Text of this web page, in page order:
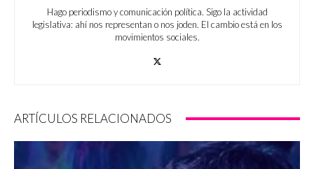
Hago periodismo y comunicación política. Sigo la actividad
legislativa: ahí nos representan o nos joden. El cambio está en los
movimientos sociales.
ARTÍCULOS RELACIONADOS